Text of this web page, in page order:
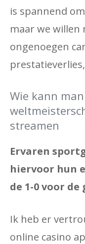
is spannend
maar we willen
ongenoegen
Wie kann
streamen
Ervaren
hiervoor hun
de 1-0 voor
Ik heb er
online casino